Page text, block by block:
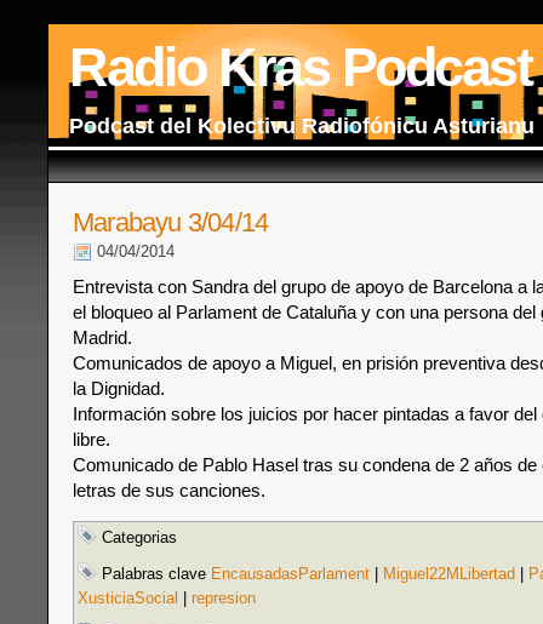
Radio Kras Podcast
Podcast del Kolectivu Radiofónicu Asturianu
Marabayu 3/04/14
04/04/2014
Entrevista con Sandra del grupo de apoyo de Barcelona a
el bloqueo al Parlament de Cataluña y con una persona del
Madrid.
Comunicados de apoyo a Miguel, en prisión preventiva
la Dignidad.
Información sobre los juicios por hacer pintadas a favor del
libre.
Comunicado de Pablo Hasel tras su condena de 2 años
letras de sus canciones.
Categorias
Palabras clave EncausadasParlament Miguel22MLibertad
XusticiaSocial
represion